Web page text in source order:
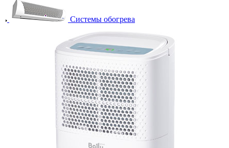
Системы обогрева